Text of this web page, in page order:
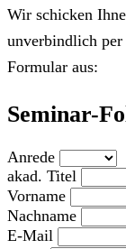
Wir schicken
unverbindlich
Formular aus:
Seminar-
Anrede
akad. Titel
Vorname
Nachname
E-Mail